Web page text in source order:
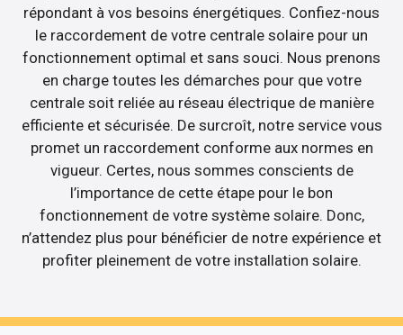
répondant à vos besoins énergétiques. Confiez-nous
le raccordement de votre centrale solaire pour un
fonctionnement optimal et sans souci. Nous prenons
en charge toutes les démarches pour que votre
centrale soit reliée au réseau électrique de manière
efficiente et sécurisée. De surcroît, notre service vous
promet un raccordement conforme aux normes en
vigueur. Certes, nous sommes conscients de
l’importance de cette étape pour le bon
fonctionnement de votre système solaire. Donc,
n’attendez plus pour bénéficier de notre expérience et
profiter pleinement de votre installation solaire.